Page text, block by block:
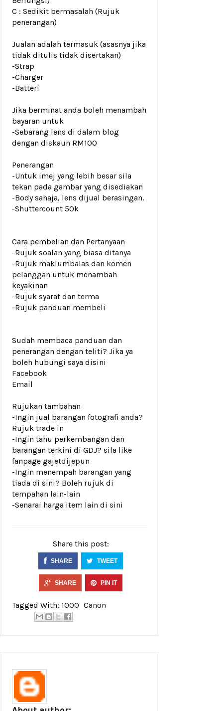
C : Sedikit bermasalah (Rujuk
penerangan)
Jualan adalah termasuk (asasnya jika
tidak ditulis tidak disertakan)
-Strap
-Charger
-Batteri
Jika berminat anda boleh menambah
bayaran untuk
-Sebarang lens di dalam blog
dengan diskaun RM100
Penerangan
-Untuk imej yang lebih besar sila
tekan pada gambar yang disediakan
-Body sahaja, lens dijual berasingan.
-Shuttercount 50k
Cara pembelian dan Pertanyaan
-Rujuk soalan yang biasa ditanya
-Rujuk maklumbalas dan komen
pelanggan untuk menambah
keyakinan
-Rujuk syarat dan terma
-Rujuk panduan membeli
Sudah membaca panduan dan
penerangan dengan teliti? Jika ya
boleh hubungi saya disini
Facebook
Email
Rujukan tambahan
-Ingin jual barangan fotografi anda?
Rujuk trade in
-Ingin tahu perkembangan dan
barangan terkini di GDJ? sila like
fanpage gajetdijepun
-Ingin menempah barangan yang
tiada di sini? Boleh rujuk di
tempahan lain-lain
-Senarai harga item lain di sini
Share this post:
SHARE TWEET
SHARE PIN IT
Tagged With: 1000 Canon